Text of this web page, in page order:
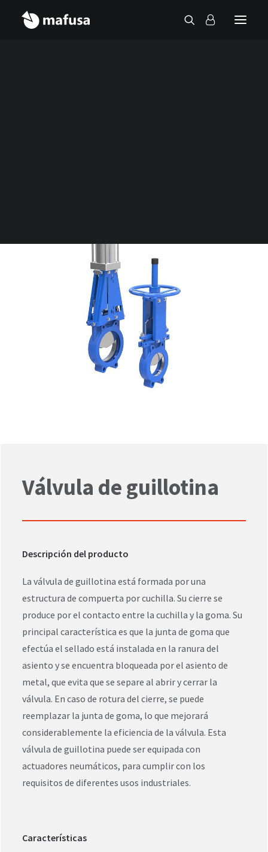
Válvula de guillotina
Descripción del producto
La válvula de guillotina está formada por una
estructura de compuerta por cuchilla. Su cierre se
produce por el contacto entre la cuchilla y la goma. Su
principal característica es que la junta de goma que
efectúa el sellado está instalada en la ranura del
asiento y se encuentra bloqueada por el asiento de
metal, que evita que se separe al abrir y cerrar la
válvula. En caso de rotura del cierre, se puede
reemplazar la junta de goma, lo que mejorará
considerablemente la eficiencia de la válvula. Esta
válvula de guillotina puede ser equipada con
actuadores neumáticos, para cumplir con los
requisitos de diferentes usos industriales.
Características